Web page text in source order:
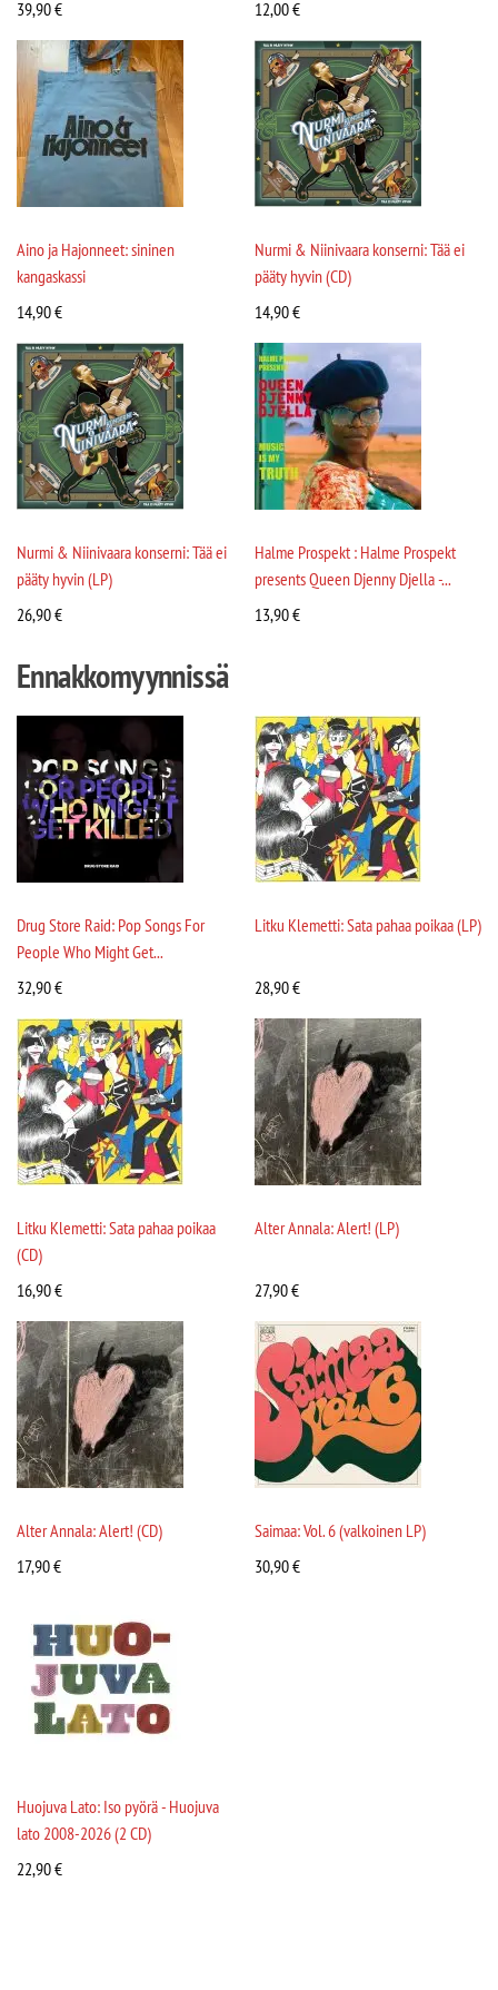
39,90€ 12,00€
Aino ja Hajonneet: sininen
kangaskassi
14,90€
Nurmi & Niinivaara konserni: Tää ei
pääty hyvin (CD)
14,90€
Nurmi & Niinivaara konserni: Tää ei
pääty hyvin (LP)
26,90€
Halme Prospekt : Halme Prospekt
presents Queen Djenny Djella -...
13,90€
Ennakkomyynnissä
Drug Store Raid: Pop Songs For
People Who Might Get...
32,90€
Litku Klemetti: Sata pahaa poikaa (LP)
28,90€
Litku Klemetti: Sata pahaa poikaa
(CD)
16,90€
Alter Annala: Alert! (LP)
27,90€
Alter Annala: Alert! (CD)
17,90€
Saimaa: Vol. 6 (valkoinen LP)
30,90€
Huojuva Lato: Iso pyörä - Huojuva
lato 2008-2026 (2 CD)
22,90€